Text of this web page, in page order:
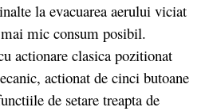
la evacuarea aerului viciat
mic consum posibil.
actionare clasica pozitionat
actionat de cinci butoane
de setare treapta de